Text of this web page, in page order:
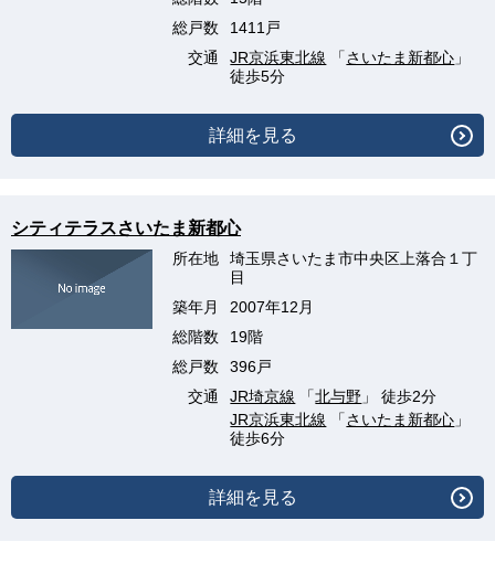
総戸数
1411戸
交通
JR京浜東北線 「さいたま新都心 」
徒歩5分
詳細を見る
シティテラスさいたま新都心
所在地
埼玉県さいたま市中央区上落合１丁
目
築年月
2007年12月
総階数
19階
総戸数
396戸
交通
JR埼京線 「北与野 」 徒歩2分
JR京浜東北線 「さいたま新都心 」
徒歩6分
詳細を見る